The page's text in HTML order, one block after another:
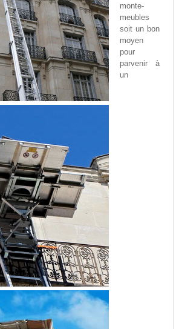
monte-
meubles
soit un bon
moyen
pour
parvenir à
un